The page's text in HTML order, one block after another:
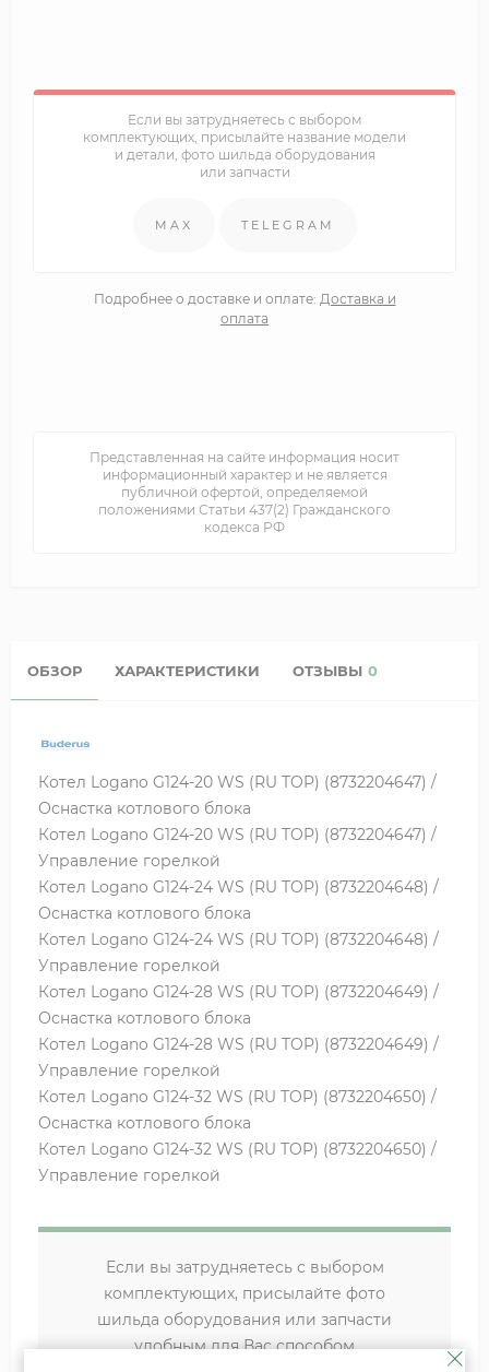
Если вы затрудняетесь с выбором
комплектующих, присылайте название модели
и детали, фото шильда оборудования
или запчасти
MAX TELEGRAM
Подробнее о доставке и оплате: Доставка и
оплата
Представленная на сайте информация носит
информационный характер и не является
публичной офертой, определяемой
положениями Статьи 437(2) Гражданского
кодекса РФ
ОБЗОР ХАРАКТЕРИСТИКИ ОТЗЫВЫ 0
Котел Logano G124-20 WS (RU TOP) (8732204647) /
Оснастка котлового блока
Котел Logano G124-20 WS (RU TOP) (8732204647) /
Управление горелкой
Котел Logano G124-24 WS (RU TOP) (8732204648) /
Оснастка котлового блока
Котел Logano G124-24 WS (RU TOP) (8732204648) /
Управление горелкой
Котел Logano G124-28 WS (RU TOP) (8732204649) /
Оснастка котлового блока
Котел Logano G124-28 WS (RU TOP) (8732204649) /
Управление горелкой
Котел Logano G124-32 WS (RU TOP) (8732204650) /
Оснастка котлового блока
Котел Logano G124-32 WS (RU TOP) (8732204650) /
Управление горелкой
Если вы затрудняетесь с выбором
комплектующих, присылайте фото
шильда оборудования или запчасти
удобным для Вас способом